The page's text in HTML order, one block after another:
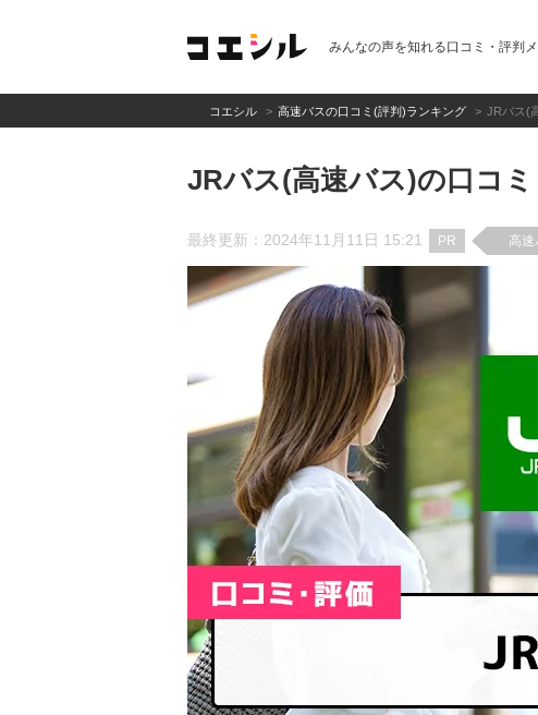
みんなの声を知れる口コミ・評判
コエシル 高速バスの口コミ(評判)ランキング JRバス(
JRバス(高速バス)の口コミ
最終更新：2024年11月11日 15:21 PR 高速